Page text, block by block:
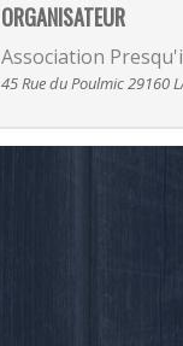
ORGANISATEUR
Association
45 Rue du Poulmic 29160